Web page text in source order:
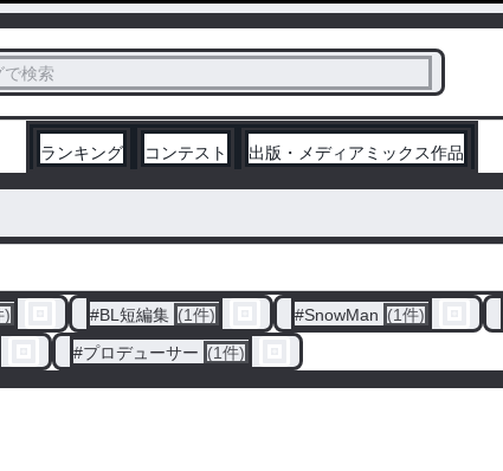
で検索
ランキング コンテスト 出版・メディアミックス作品
) #BL短編集 (1件) #SnowMan (1件)
#プロデューサー (1件)